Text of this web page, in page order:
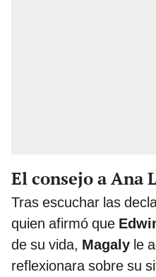
El consejo a Ana
Tras escuchar las
quien afirmó que
de su vida, Magaly le
reflexionara sobre su